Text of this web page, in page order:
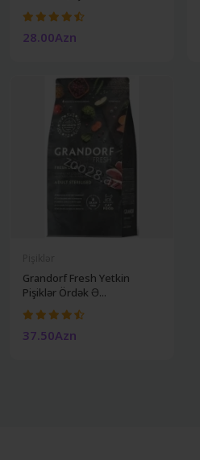
28.00Azn
Grandorf Fresh Yetkin
Pişiklər Ördək Ə...
37.50Azn